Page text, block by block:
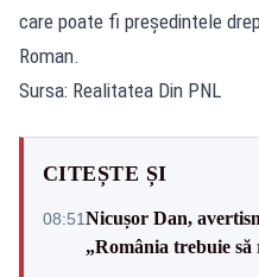
care poate fi președintele
Roman.
Sursa: Realitatea Din PNL
CITEȘTE ȘI
08:51Nicușor Dan,
„România trebuie să